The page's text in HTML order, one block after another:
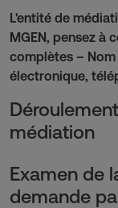
L'entité de
MGEN, pensez à
complètes –
électronique,
médiation
Examen de
demande